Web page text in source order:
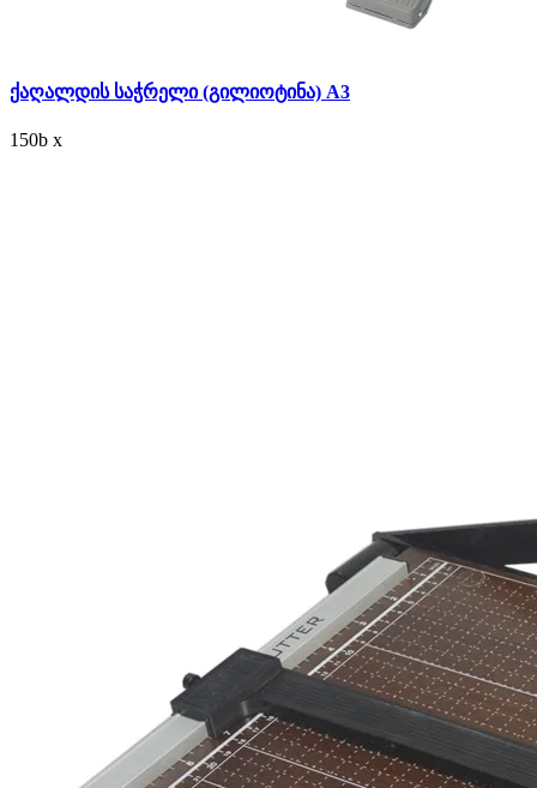
ქაღალდის საჭრელი (გილიოტინა) A3
150b x